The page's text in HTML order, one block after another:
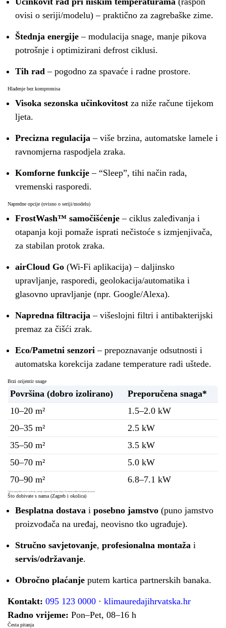
ovisi o seriji/modelu) – praktično za zagrebaške zime.
Štednja energije – modulacija snage, manje pikova
potrošnje i optimizirani defrost ciklusi.
Tih rad – pogodno za spavaće i radne prostore.
Hlađenje bez kompromisa
Visoka sezonska učinkovitost za niže račune tijekom
ljeta.
Precizna regulacija – više brzina, automatske lamele i
ravnomjerna raspodjela zraka.
Komforne funkcije – “Sleep”, tihi način rada,
vremenski rasporedi.
Napredne opcije (ovisno o seriji/modelu)
FrostWash™ samočišćenje – ciklus zaleđivanja i
otapanja koji pomaže isprati nečistoće s izmjenjivača,
za stabilan protok zraka.
airCloud Go (Wi-Fi aplikacija) – daljinsko
upravljanje, rasporedi, geolokacija/automatika i
glasovno upravljanje (npr. Google/Alexa).
Napredna filtracija – višeslojni filtri i antibakterijski
premaz za čišći zrak.
Eco/Pametni senzori – prepoznavanje odsutnosti i
automatska korekcija zadane temperature radi uštede.
Brzi orijentir snage
Površina (dobro izolirano)
Preporučena snaga*
10–20 m²
1.5–2.0 kW
20–35 m²
2.5 kW
35–50 m²
3.5 kW
50–70 m²
5.0 kW
70–90 m²
6.8–7.1 kW
*Točna preporuka ovisi o izolaciji, stolariji, orijentaciji i visini stropa. Na terenu radimo besplatnu procjenu.
Što dobivate s nama (Zagreb i okolica)
Besplatna dostava i posebno jamstvo (puno jamstvo
proizvođača na uređaj, neovisno tko ugrađuje).
Stručno savjetovanje, profesionalna montaža i
servis/održavanje.
Obročno plaćanje putem kartica partnerskih banaka.
Kontakt: 095 123 0000 · klimauredajihrvatska.hr
Radno vrijeme: Pon–Pet, 08–16 h
Česta pitanja